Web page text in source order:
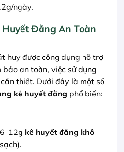
ngày.
Huyết Đằng An Toàn
huy được công dụng hỗ trợ
bảo an toàn, việc sử dụng
thiết. Dưới đây là một số
kê huyết đằng phổ biến:
12g kê huyết đằng khô